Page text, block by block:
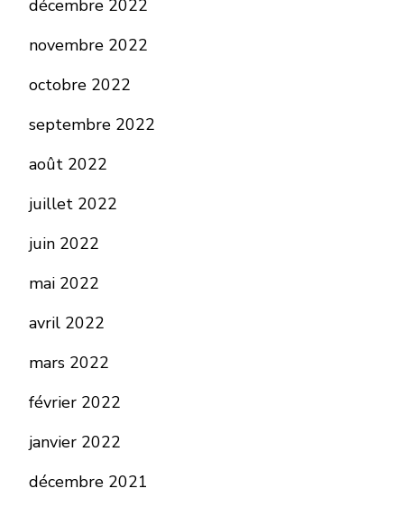
décembre 2022
novembre 2022
octobre 2022
septembre 2022
août 2022
juillet 2022
juin 2022
mai 2022
avril 2022
mars 2022
février 2022
janvier 2022
décembre 2021